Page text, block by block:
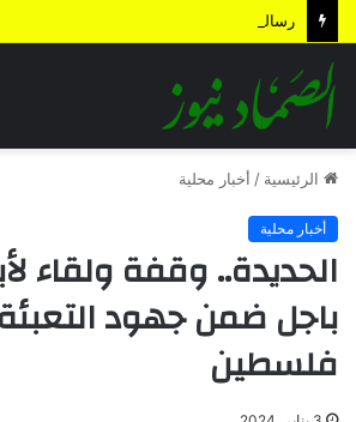
رسالة إلى تركيا وباكستان
الرئيسية / أخبار محلية
أخبار محلية
الحديدة.. وقفة ولقاء
باجل ضمن جهود
فلسطين